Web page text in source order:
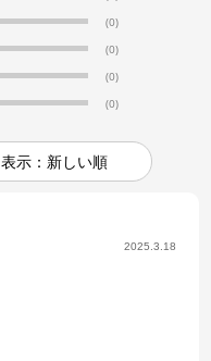
(0)
(0)
(0)
(0)
表示：新しい順
2025.3.18